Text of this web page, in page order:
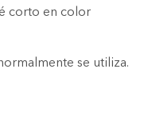
corto en color
se utiliza.